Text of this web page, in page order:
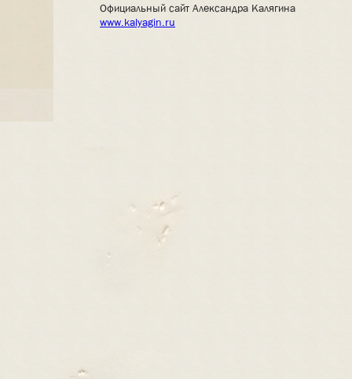
Официальный сайт Александра Калягина
www.kalyagin.ru